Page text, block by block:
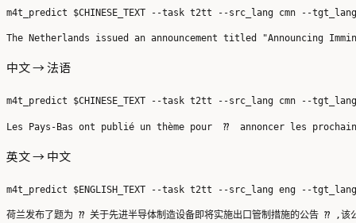
中文 → 法语
英文 → 中文